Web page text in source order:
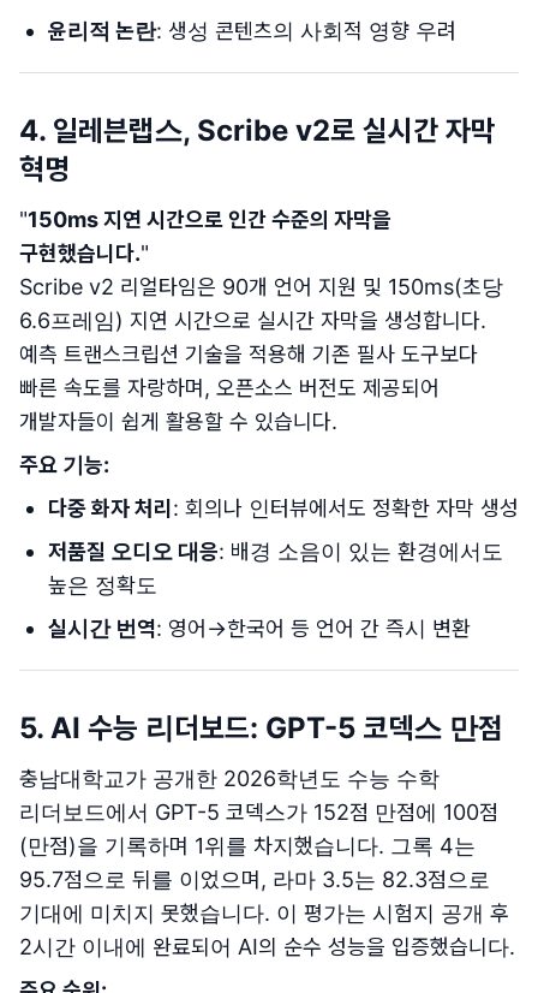
윤리적 논란: 생성 콘텐츠의 사회적 영향 우려
4. 일레븐랩스, Scribe v2로 실시간 자막
혁명
"150ms 지연 시간으로 인간 수준의 자막을
구현했습니다."
Scribe v2 리얼타임은 90개 언어 지원 및 150ms(초당
6.6프레임) 지연 시간으로 실시간 자막을 생성합니다.
예측 트랜스크립션 기술을 적용해 기존 필사 도구보다
빠른 속도를 자랑하며, 오픈소스 버전도 제공되어
개발자들이 쉽게 활용할 수 있습니다.
주요 기능:
다중 화자 처리 : 회의나 인터뷰에서도 정확한 자막 생성
저품질 오디오 대응: 배경 소음이 있는 환경에서도
높은 정확도
실시간 번역: 영어→한국어 등 언어 간 즉시 변환
5. AI 수능 리더보드: GPT-5 코덱스 만점
충남대학교가 공개한 2026학년도 수능 수학
리더보드에서 GPT-5 코덱스가 152점 만점에 100점
(만점)을 기록하며 1위를 차지했습니다. 그록 4는
95.7점으로 뒤를 이었으며, 라마 3.5는 82.3점으로
기대에 미치지 못했습니다. 이 평가는 시험지 공개 후
2시간 이내에 완료되어 AI의 순수 성능을 입증했습니다.